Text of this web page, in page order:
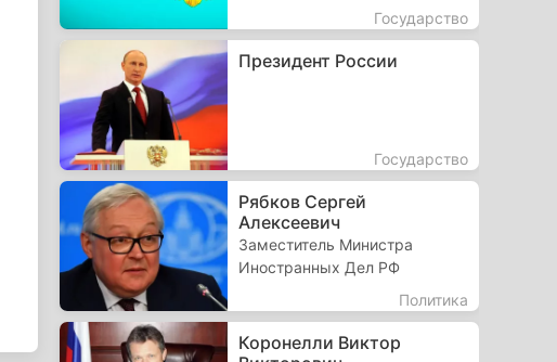
Государство
Президент России
Государство
Рябков Сергей
Алексеевич
Заместитель Министра
Иностранных Дел РФ
Политика
Коронелли Виктор